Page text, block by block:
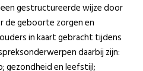
gestructureerde wijze door
de geboorte zorgen en
in kaart gebracht tijdens
daarbij zijn:
gezondheid en leefstijl;